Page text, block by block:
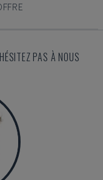
PAS À NOUS